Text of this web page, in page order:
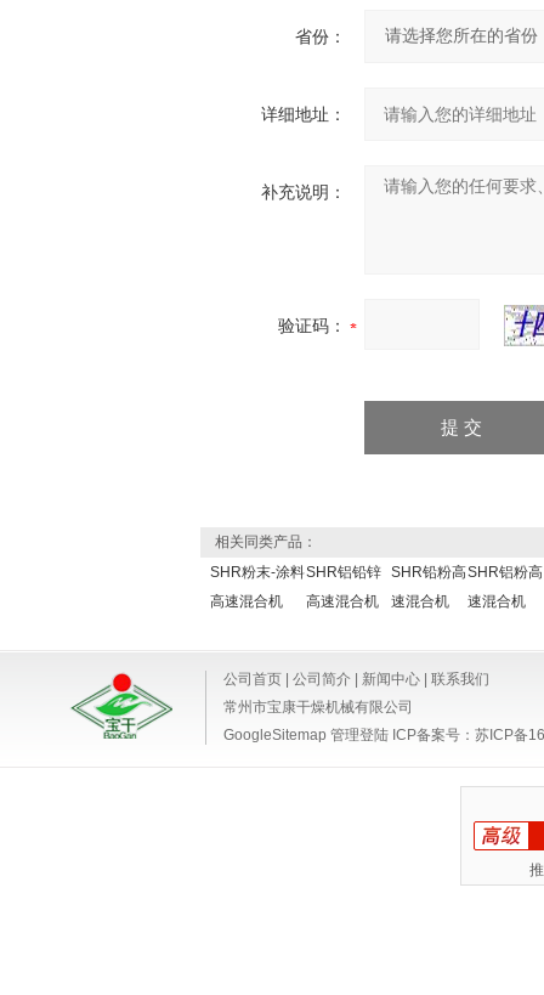
省份：
详细地址：
补充说明：
验证码：
相关同类产品：
SHR粉末-涂料
高速混合机
SHR铝铅锌
高速混合机
SHR铅粉高
速混合机
SHR铝粉高
速混合机
公司首页 公司简介 新闻中心
联系我们
常州市宝康干燥机械有限公司
GoogleSitemap 管理登陆 ICP备案号： 苏ICP备